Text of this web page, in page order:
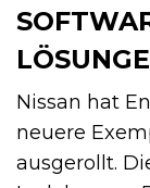
Nissan hat
neuere
ausgerollt.